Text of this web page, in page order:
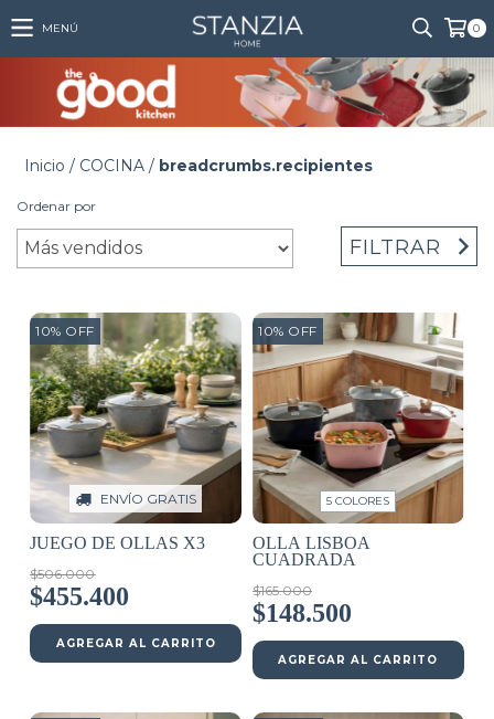
MENÚ 0
Inicio / COCINA / breadcrumbs.recipientes
Ordenar por
FILTRAR
10% OFF
ENVÍO GRATIS
JUEGO DE OLLAS X3
$506.000
$455.400
AGREGAR AL CARRITO
10% OFF
5 COLORES
OLLA LISBOA
CUADRADA
$165.000
$148.500
AGREGAR AL CARRITO